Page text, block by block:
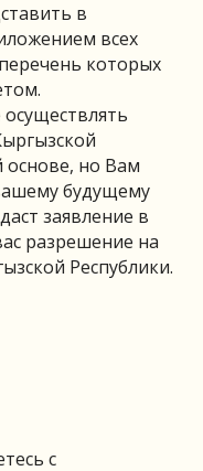
в
всех
которых
основе, но Вам
будущему
заявление в
разрешение на
Республики.
с